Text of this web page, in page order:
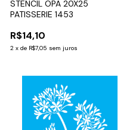
STENCIL OPA 20X25
PATISSERIE 1453
R$14,10
2 x de R$7,05 sem juros